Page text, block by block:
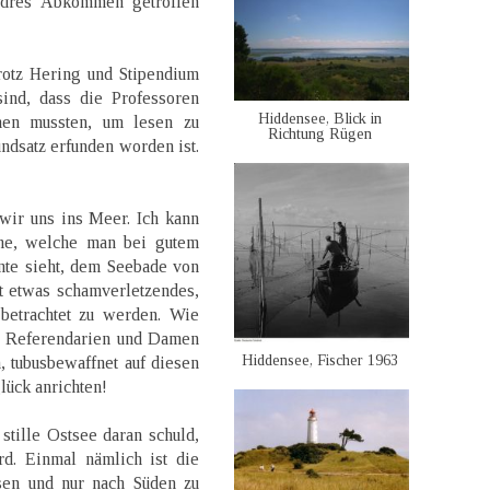
Hering und Stipendium
dass die Professoren
mussten, um lesen zu
erfunden worden ist.
uns ins Meer. Ich kann
welche man bei gutem
sieht, dem Seebade von
schamverletzendes,
zu werden. Wie
und Damen
auf diesen
anrichten!
Ostsee daran schuld,
Einmal nämlich ist die
und nur nach Süden zu
Hiddensee, Blick in
Richtung Rügen
Hiddensee, Fischer 1963